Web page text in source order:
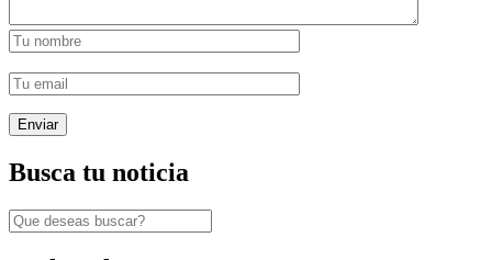
Busca tu noticia